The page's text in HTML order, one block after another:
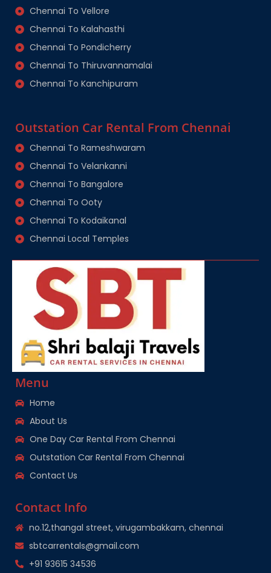
Chennai To Vellore
Chennai To Kalahasthi
Chennai To Pondicherry
Chennai To Thiruvannamalai
Chennai To Kanchipuram
Outstation Car Rental From Chennai
Chennai To Rameshwaram
Chennai To Velankanni
Chennai To Bangalore
Chennai To Ooty
Chennai To Kodaikanal
Chennai Local Temples
Menu
Home
About Us
One Day Car Rental From Chennai
Outstation Car Rental From Chennai
Contact Us
Contact Info
no.12,thangal street, virugambakkam, chennai
sbtcarrentals@gmail.com
+91 93615 34536